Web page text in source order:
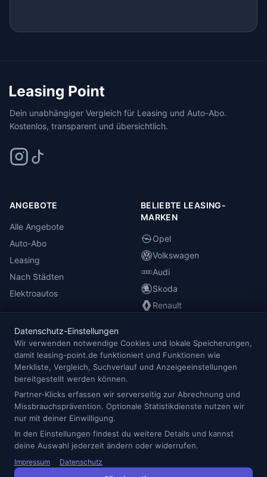
Dein unabhängiger Vergleich für Leasing und Auto-Abo.
Kostenlos, transparent und übersichtlich.
ANGEBOTE
Alle Angebote
Auto-Abo
Leasing
Nach Städten
Elektroautos
BELIEBTE LEASING-
MARKEN
Opel
Volkswagen
Audi
Skoda
Renault
INFORMATIONEN
Anbieterübersicht
Blog
Redaktion
Impressum
Datenschutz
Cookie-Einstellungen
Datenschutz-Einstellungen
Wir verwenden notwendige Cookies und lokale Speicherungen,
damit leasing-point.de funktioniert und Funktionen wie
Merkliste, Vergleich, Suchverlauf und Anzeigeeinstellungen
bereitgestellt werden können.
Partner-Klicks erfassen wir serverseitig zur Abrechnung und
Missbrauchsprävention. Optionale Statistikdienste nutzen wir
nur mit deiner Einwilligung.
In den Einstellungen findest du weitere Details und kannst
deine Auswahl jederzeit ändern oder widerrufen.
Impressum Datenschutz